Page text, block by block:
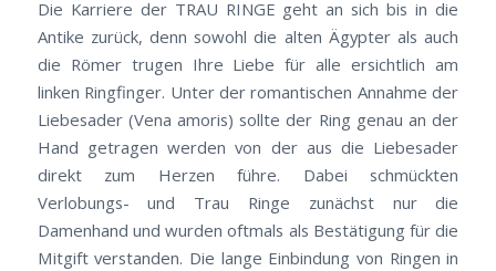
Die Karriere der TRAU RINGE geht an sich bis in die
Antike zurück, denn sowohl die alten Ägypter als auch
die Römer trugen Ihre Liebe für alle ersichtlich am
linken Ringfinger. Unter der romantischen Annahme der
Liebesader (Vena amoris) sollte der Ring genau an der
Hand getragen werden von der aus die Liebesader
direkt zum Herzen führe. Dabei schmückten
Verlobungs- und Trau Ringe zunächst nur die
Damenhand und wurden oftmals als Bestätigung für die
Mitgift verstanden. Die lange Einbindung von Ringen in